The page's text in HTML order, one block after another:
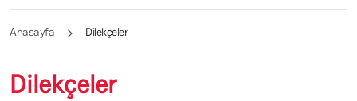
Anasayfa Dilekçeler
Dilekçeler